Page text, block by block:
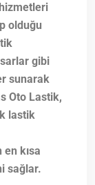
olduğu
gibi
sunarak
Oto Lastik,
lastik
kısa
sağlar.